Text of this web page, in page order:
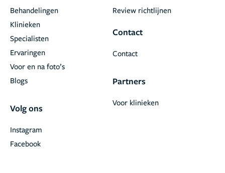
Behandelingen
Klinieken
Specialisten
Ervaringen
Voor en na foto’s
Blogs
Volg ons
Facebook
Instagram
Review richtlijnen
Contact
Contact
Partners
Voor klinieken